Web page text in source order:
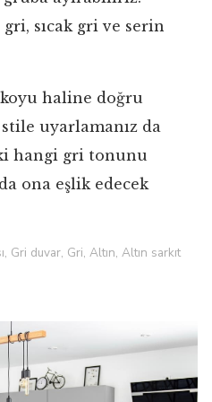
sıcak gri ve serin
haline doğru
uyarlamanız da
hangi gri tonunu
ona eşlik edecek
Gri duvar, Gri, Altın, Altın sarkıt